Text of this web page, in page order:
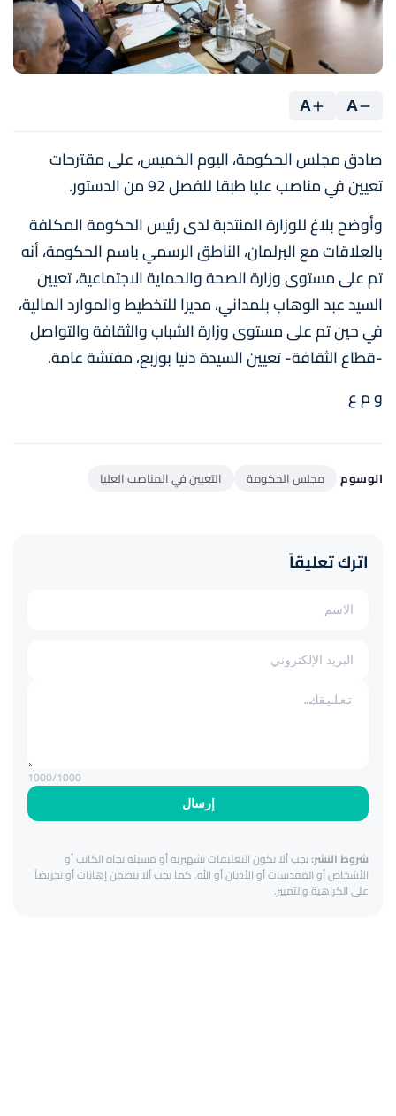
A
A
صادق مجلس الحكومة، اليوم الخميس، على مقترحات
تعيين في مناصب عليا طبقا للفصل 92 من الدستور.
وأوضح بلاغ للوزارة المنتدبة لدى رئيس الحكومة المكلفة
بالعلاقات مع البرلمان، الناطق الرسمي باسم الحكومة، أنه
تم على مستوى وزارة الصحة والحماية الاجتماعية، تعيين
السيد عبد الوهاب بلمداني، مديرا للتخطيط والموارد المالية،
في حين تم على مستوى وزارة الشباب والثقافة والتواصل
-قطاع الثقافة- تعيين السيدة دنيا بوزبع، مفتشة عامة.
و م ع
الوسوم مجلس الحكومة التعيين في المناصب العليا
اترك تعليقاً
إرسال
1000/1000
شروط النشر:يجب ألا تكون التعليقات تشهيرية أو مسيئة تجاه الكاتب أو
الأشخاص أو المقدسات أو الأديان أو الله. كما يجب ألا تتضمن إهانات أو تحريضاً
على الكراهية والتمييز.